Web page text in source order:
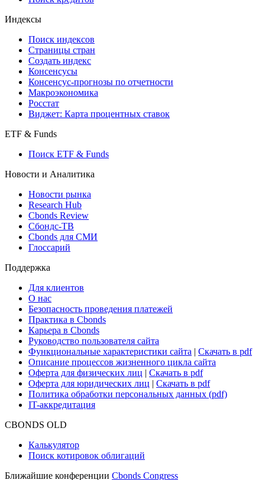
Кредиты
Поиск кредитов
Индексы
Поиск индексов
Страницы стран
Создать индекс
Консенсусы
Консенсус-прогнозы по отчетности
Макроэкономика
Виджет: Карта процентных ставок
ETF & Funds
Поиск ETF & Funds
Новости и Аналитика
Новости рынка
Research Hub
Cbonds Review
Сбондс-ТВ
Глоссарий
Поддержка
Для клиентов
О нас
Безопасность проведения платежей
Практика в Cbonds
Карьера в Cbonds
Руководство пользователя сайта
Функциональные характеристики сайта|Скачать в pdf
Описание процессов жизненного цикла сайта
Оферта для физических лиц
Оферта для юридических лиц
IT-аккредитация